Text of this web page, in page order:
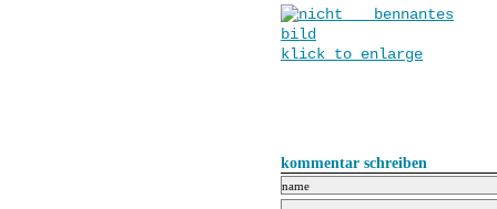
klick to enlarge
kommentar schreiben